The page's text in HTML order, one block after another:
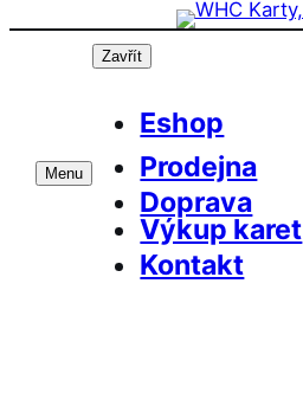
Přeskočit
Menu
Zavřít
Eshop
Prodejna
Doprava
Výkup karet
Kontakt